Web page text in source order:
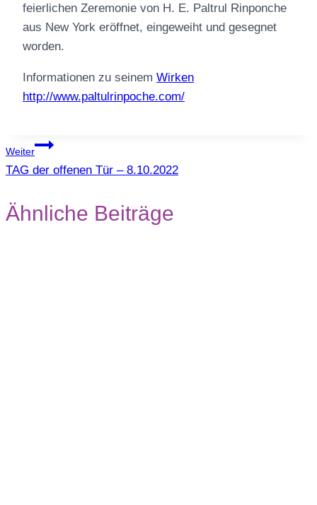
feierlichen Zeremonie von H. E. Paltrul Rinponche
aus New York eröffnet, eingeweiht und gesegnet
worden.
Informationen zu seinem Wirken
http://www.paltulrinpoche.com/
Beitragsnavigation
Weiter
TAG der offenen Tür – 8.10.2022
Ähnliche Beiträge